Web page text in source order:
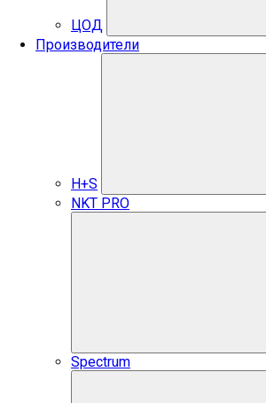
ЦОД
Производители
H+S
NKT PRO
Spectrum